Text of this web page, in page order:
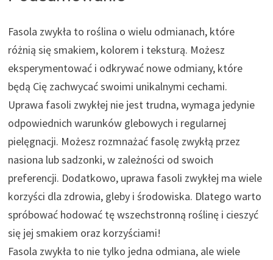
Fasola zwykła to roślina o wielu odmianach, które
różnią się smakiem, kolorem i teksturą. Możesz
eksperymentować i odkrywać nowe odmiany, które
będą Cię zachwycać swoimi unikalnymi cechami.
Uprawa fasoli zwykłej nie jest trudna, wymaga jedynie
odpowiednich warunków glebowych i regularnej
pielęgnacji. Możesz rozmnażać fasolę zwykłą przez
nasiona lub sadzonki, w zależności od swoich
preferencji. Dodatkowo, uprawa fasoli zwykłej ma wiele
korzyści dla zdrowia, gleby i środowiska. Dlatego warto
spróbować hodować tę wszechstronną roślinę i cieszyć
się jej smakiem oraz korzyściami!
Fasola zwykła to nie tylko jedna odmiana, ale wiele